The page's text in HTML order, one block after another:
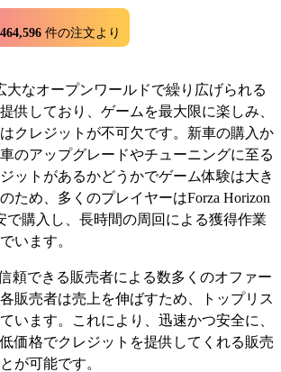
件の注文より
大なオープンワールドで繰り広げられる
供しており、ゲームを最大限に楽しみ、
クレジットが不可欠です。新車の購入か
のアップグレードやチューニングに至る
ットがあるかどうかでゲーム体験は大き
ため、多くのプレイヤーはForza Horizon
で購入し、長時間の周回による獲得作業
います。
頼できる販売者による数多くのオファー
販売者は売上を伸ばすため、トップリス
います。これにより、迅速かつ安全に、
価格でクレジットを提供してくれる販売
が可能です。